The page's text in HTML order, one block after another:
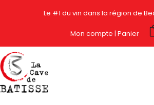
Le #1 du vin dans la région de
Mon compte Panier